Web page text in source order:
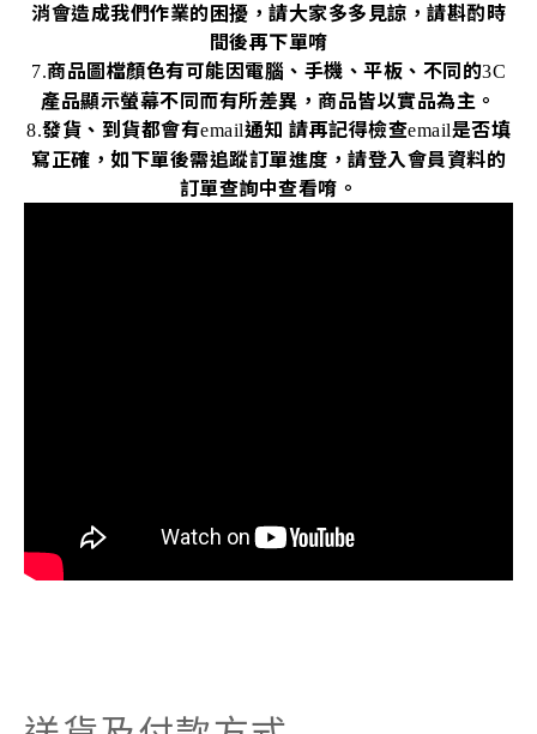
消會造成我們作業的困擾，請大家多多見諒，請斟酌時
間後再下單唷
7.商品圖檔顏色有可能因電腦、手機、平板、不同的3C
產品顯示螢幕不同而有所差異，商品皆以實品為主。
8.發貨、到貨都會有email通知 請再記得檢查email是否填
寫正確，如下單後需追蹤訂單進度，請登入會員資料的
訂單查詢中查看唷。